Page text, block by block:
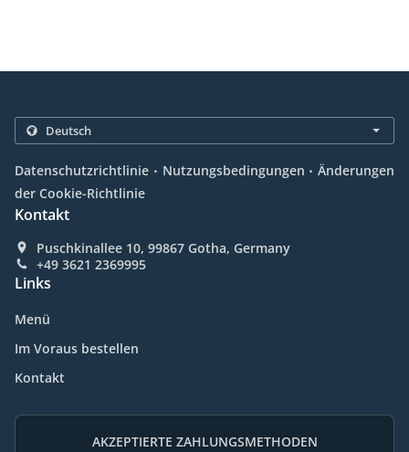
Datenschutzrichtlinie . Nutzungsbedingungen . Änderungen
der Cookie-Richtlinie
Kontakt
Puschkinallee 10, 99867 Gotha, Germany
+49 3621 2369995
Links
Menü
Im Voraus bestellen
Kontakt
AKZEPTIERTE ZAHLUNGSMETHODEN